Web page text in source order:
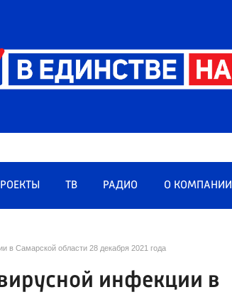
ТВ РАДИО О КОМПАНИИ
в Самарской области 28 декабря 2021 года
инфекции в